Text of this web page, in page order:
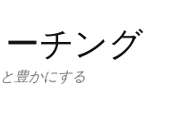
チング
豊かにする